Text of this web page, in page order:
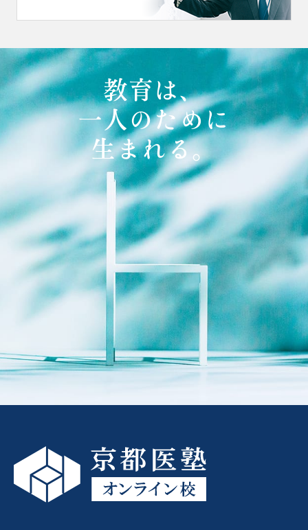
教育は、
一人のために
生まれる。